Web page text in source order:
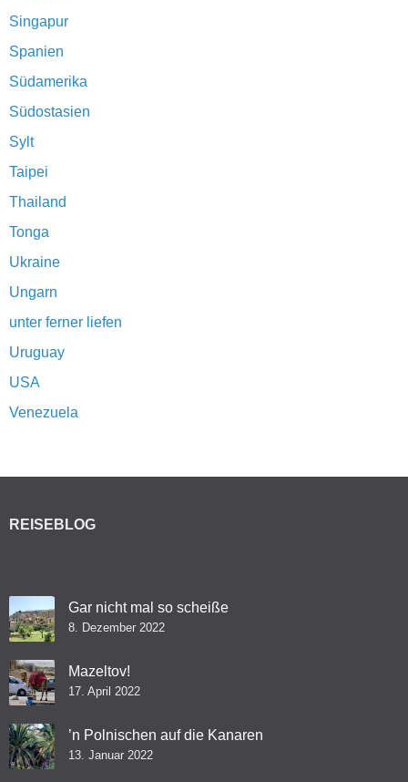
Singapur
Spanien
Südamerika
Südostasien
Sylt
Taipei
Thailand
Tonga
Ukraine
Ungarn
unter ferner liefen
Uruguay
USA
Venezuela
REISEBLOG
Gar nicht mal so scheiße
8. Dezember 2022
Mazeltov!
17. April 2022
’n Polnischen auf die Kanaren
13. Januar 2022